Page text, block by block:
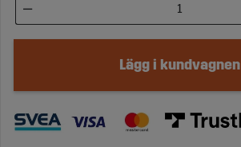
Lägg i kundvagnen